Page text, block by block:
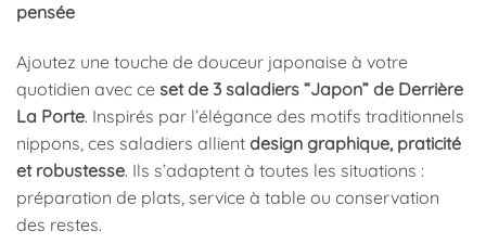
pensée
Ajoutez une touche de douceur japonaise à votre
quotidien avec ce set de 3 saladiers “Japon” de Derrière
La Porte. Inspirés par l’élégance des motifs traditionnels
nippons, ces saladiers allient design graphique, praticité
et robustesse. Ils s’adaptent à toutes les situations :
préparation de plats, service à table ou conservation
des restes.